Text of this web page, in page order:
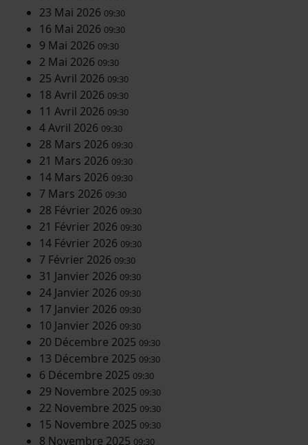
23 Mai 2026 09:30
16 Mai 2026 09:30
9 Mai 2026 09:30
2 Mai 2026 09:30
25 Avril 2026 09:30
18 Avril 2026 09:30
11 Avril 2026 09:30
4 Avril 2026 09:30
28 Mars 2026 09:30
21 Mars 2026 09:30
14 Mars 2026 09:30
7 Mars 2026 09:30
28 Février 2026 09:30
21 Février 2026 09:30
14 Février 2026 09:30
7 Février 2026 09:30
31 Janvier 2026 09:30
24 Janvier 2026 09:30
17 Janvier 2026 09:30
10 Janvier 2026 09:30
20 Décembre 2025 09:30
13 Décembre 2025 09:30
6 Décembre 2025 09:30
29 Novembre 2025 09:30
22 Novembre 2025 09:30
15 Novembre 2025 09:30
8 Novembre 2025 09:30